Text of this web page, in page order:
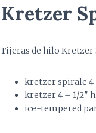
Kretzer
Tijeras de hilo Kretzer
kretzer spirale 4
kretzer 4 – 1/2″
ice-tempered